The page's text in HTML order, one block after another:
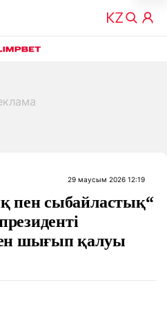
29 маусым 2026 12:19
пен сыбайластық“
шығып қалуы